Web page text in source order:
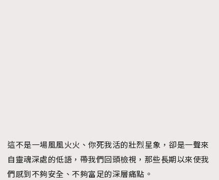
這不是一場風風火火、你死我活的壯烈星象，卻是一聲來
自靈魂深處的低語，帶我們回頭檢視，那些長期以來使我
們感到不夠安全、不夠富足的深層痛點。